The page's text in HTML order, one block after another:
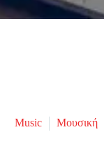
Music Μουσική